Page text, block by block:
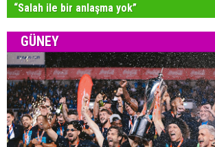
“Salah ile bir anlaşma yok”
GÜNEY